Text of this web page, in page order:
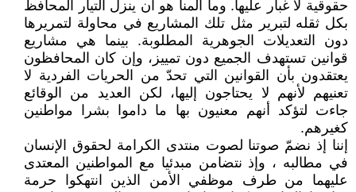
حقوقية لا غبار عليها. وما آلمنا هو أن ينزل التيار المحافظ
بكل ثقله لتبرير مثل تلك المشاريع في محاولة لتمريرها
دون التعديلات الجوهرية المطلوبة. بينما هي مشاريع
قوانين تستهدف الجميع دون تمييز، وإن كان المحافظون
يعتقدون بأن القوانين التي تحدّ من الحريات الفردية لا
تعنيهم لأنهم لا يحتاجون إليها، لكن العديد من الوقائع
جاءت لتؤكد أنهم معنيون بها ما داموا بشرا مواطنين
كغيرهم.
إننا إذ نضمّ صوتنا لصوت منتدى الكرامة لحقوق الإنسان
في مطالبه ، وإذ نتضامن مبدئيا مع المواطنين المعتدى
عليهما من طرف موظفي الأمن الذين انتهكوا حرمة